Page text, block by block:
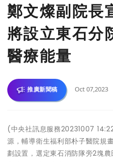
鄭文燦副院長
將設立東石分
醫療能量
推廣新聞稿 Oct 07,2023
(中央社訊息服務20231007
源，輔導衛生福利部朴子醫院規
劃設置，選定東石消防隊旁2塊